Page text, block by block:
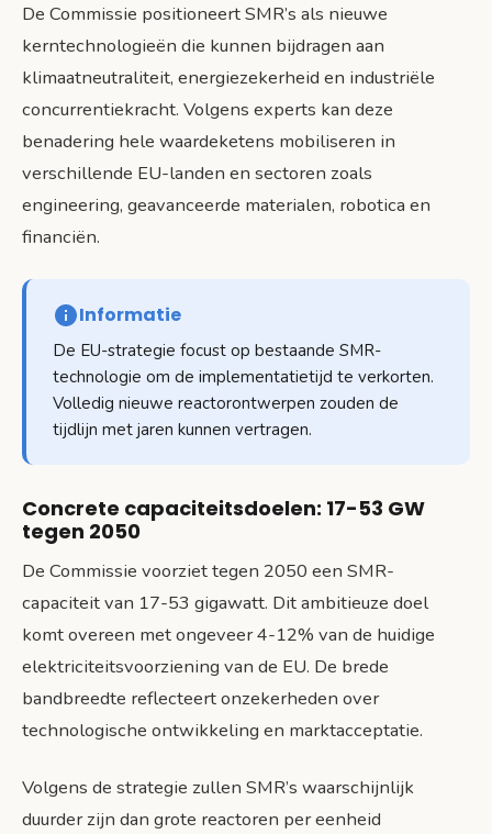
De Commissie positioneert SMR’s als nieuwe
kerntechnologieën die kunnen bijdragen aan
klimaatneutraliteit, energiezekerheid en industriële
concurrentiekracht. Volgens experts kan deze
benadering hele waardeketens mobiliseren in
verschillende EU-landen en sectoren zoals
engineering, geavanceerde materialen, robotica en
financiën.
Informatie
De EU-strategie focust op bestaande SMR-
technologie om de implementatietijd te verkorten.
Volledig nieuwe reactorontwerpen zouden de
tijdlijn met jaren kunnen vertragen.
Concrete capaciteitsdoelen: 17-53 GW
tegen 2050
De Commissie voorziet tegen 2050 een SMR-
capaciteit van 17-53 gigawatt. Dit ambitieuze doel
komt overeen met ongeveer 4-12% van de huidige
elektriciteitsvoorziening van de EU. De brede
bandbreedte reflecteert onzekerheden over
technologische ontwikkeling en marktacceptatie.
Volgens de strategie zullen SMR’s waarschijnlijk
duurder zijn dan grote reactoren per eenheid